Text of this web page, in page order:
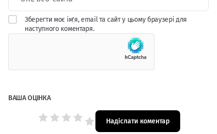
Зберегти моє ім'я, email та сайт у цьому браузері для
наступного коментаря.
ВАША ОЦІНКА